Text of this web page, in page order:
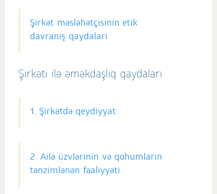
Şirkət məsləhətçisinin etik
davranış qaydaları
Şirkəti ilə əməkdaşlıq qaydaları
1. Şirkətdə qeydiyyat
2. Ailə üzvlərinin və qohumların
tənzimlənən fəaliyyəti